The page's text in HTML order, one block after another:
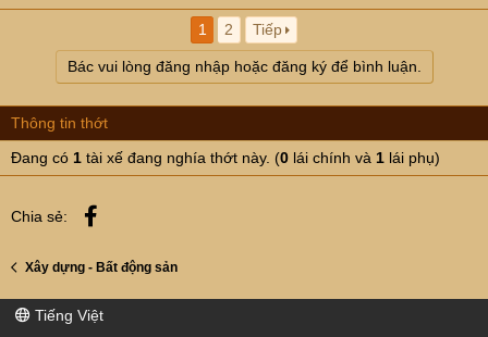
1 2 Tiếp
Bác vui lòng đăng nhập hoặc đăng ký để bình luận.
Thông tin thớt
Đang có 1 tài xế đang nghía thớt này. (0 lái chính và 1 lái phụ)
Chia sẻ:
Xây dựng - Bất động sản
Tiếng Việt